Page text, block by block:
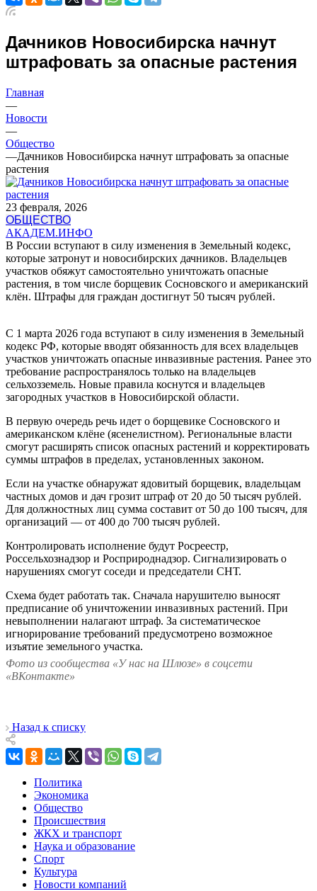
Дачников Новосибирска начнут
штрафовать за опасные растения
Главная
—
Новости
—
Общество
—Дачников Новосибирска начнут штрафовать за опасные
растения
23 февраля, 2026
ОБЩЕСТВО
АКАДЕМ.ИНФО
В России вступают в силу изменения в Земельный кодекс,
которые затронут и новосибирских дачников. Владельцев
участков обяжут самостоятельно уничтожать опасные
растения, в том числе борщевик Сосновского и американский
клён. Штрафы для граждан достигнут 50 тысяч рублей.
С 1 марта 2026 года вступают в силу изменения в Земельный
кодекс РФ, которые вводят обязанность для всех владельцев
участков уничтожать опасные инвазивные растения. Ранее это
требование распространялось только на владельцев
сельхозземель. Новые правила коснутся и владельцев
загородных участков в Новосибирской области.
В первую очередь речь идет о борщевике Сосновского и
американском клёне (ясенелистном). Региональные власти
смогут расширять список опасных растений и корректировать
суммы штрафов в пределах, установленных законом.
Если на участке обнаружат ядовитый борщевик, владельцам
частных домов и дач грозит штраф от 20 до 50 тысяч рублей.
Для должностных лиц сумма составит от 50 до 100 тысяч, для
организаций — от 400 до 700 тысяч рублей.
Контролировать исполнение будут Росреестр,
Россельхознадзор и Росприроднадзор. Сигнализировать о
нарушениях смогут соседи и председатели СНТ.
Схема будет работать так. Сначала нарушителю выносят
предписание об уничтожении инвазивных растений. При
невыполнении налагают штраф. За систематическое
игнорирование требований предусмотрено возможное
изъятие земельного участка.
Фото из сообщества «У нас на Шлюзе» в соцсети
«ВКонтакте»
Назад к списку
Политика
Экономика
Общество
Происшествия
ЖКХ и транспорт
Наука и образование
Спорт
Культура
Новости компаний